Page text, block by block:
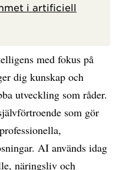
i artificiell
med fokus på
dig kunskap och
utveckling som råder.
som gör
AI används idag
näringsliv och